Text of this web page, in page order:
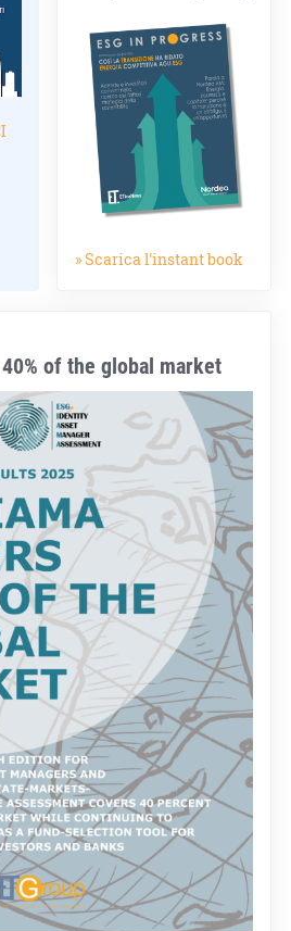
» Scarica l'instant book
of the global market